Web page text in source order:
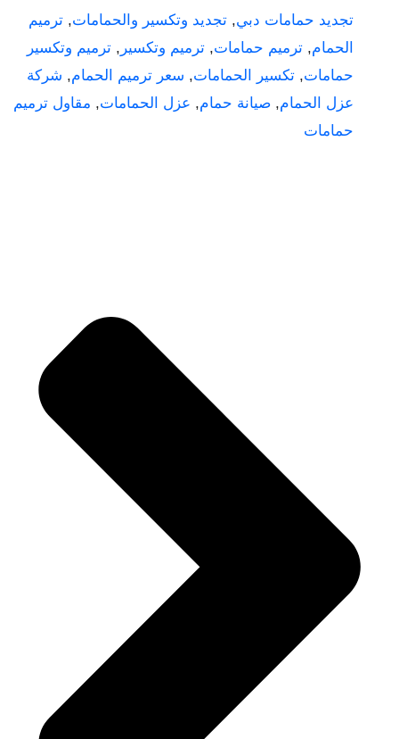
تجديد حمامات دبي, تجديد وتكسير والحمامات, ترميم
الحمام, ترميم حمامات, ترميم وتكسير , ترميم وتكسير
حمامات, تكسير الحمامات, سعر ترميم الحمام, شركة
عزل الحمام, صيانة حمام, عزل الحمامات, مقاول ترميم
حمامات